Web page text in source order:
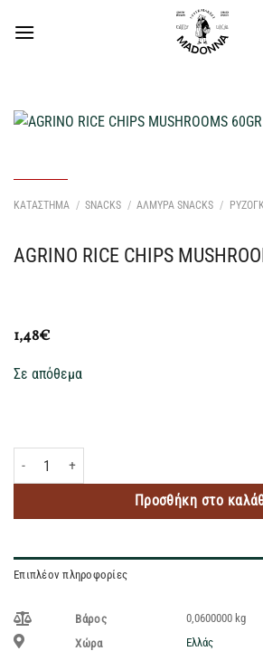
στο
ΚΑΤΑΣΤΗΜΑ / SNACKS / ΑΛΜΥΡΑ SNACKS /
AGRINO RICE CHIPS
1,48€
Σε απόθεμα
AGRINO RICE CHIPS MUSHROOMS 60GR ποσότητα
Προσθήκη στο
Επιπλέον πληροφορίες
Βάρος
0,0600000 kg
Χώρα
Ελλάς